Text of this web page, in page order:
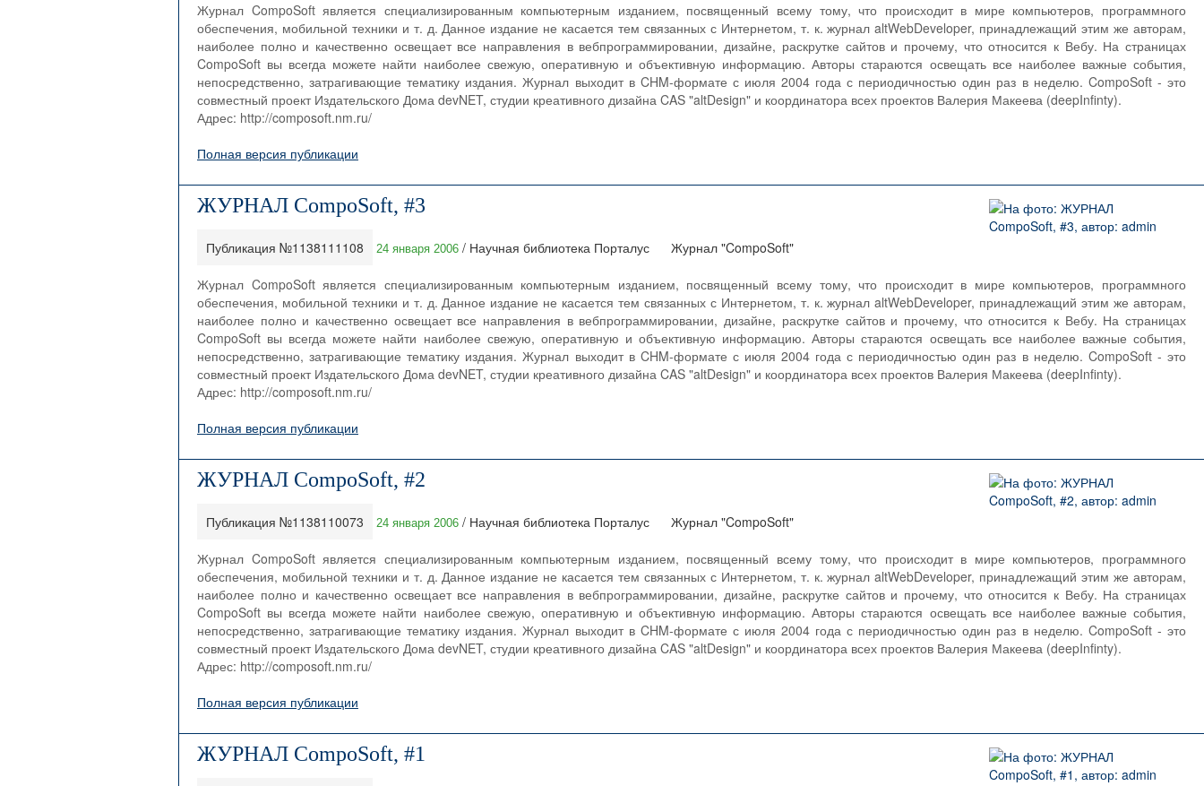
Журнал CompoSoft является специализированным компьютерным изданием, посвященный всему тому, что происходит в мире компьютеров, программного
обеспечения, мобильной техники и т. д. Данное издание не касается тем связанных с Интернетом, т. к. журнал altWebDeveloper, принадлежащий этим же авторам,
наиболее полно и качественно освещает все направления в вебпрограммировании, дизайне, раскрутке сайтов и прочему, что относится к Вебу. На страницах
CompoSoft вы всегда можете найти наиболее свежую, оперативную и объективную информацию. Авторы стараются освещать все наиболее важные события,
непосредственно, затрагивающие тематику издания. Журнал выходит в CHM-формате с июля 2004 года с периодичностью один раз в неделю. CompoSoft - это
совместный проект Издательского Дома devNET, студии креативного дизайна CAS "altDesign" и координатора всех проектов Валерия Макеева (deepInfinty).
Адрес: http://composoft.nm.ru/
Полная версия публикации
ЖУРНАЛ CompoSoft, #3
Публикация №1138111108 24 января 2006 / Научная библиотека Порталус Журнал "CompoSoft"
Журнал CompoSoft является специализированным компьютерным изданием, посвященный всему тому, что происходит в мире компьютеров, программного
обеспечения, мобильной техники и т. д. Данное издание не касается тем связанных с Интернетом, т. к. журнал altWebDeveloper, принадлежащий этим же авторам,
наиболее полно и качественно освещает все направления в вебпрограммировании, дизайне, раскрутке сайтов и прочему, что относится к Вебу. На страницах
CompoSoft вы всегда можете найти наиболее свежую, оперативную и объективную информацию. Авторы стараются освещать все наиболее важные события,
непосредственно, затрагивающие тематику издания. Журнал выходит в CHM-формате с июля 2004 года с периодичностью один раз в неделю. CompoSoft - это
совместный проект Издательского Дома devNET, студии креативного дизайна CAS "altDesign" и координатора всех проектов Валерия Макеева (deepInfinty).
Адрес: http://composoft.nm.ru/
Полная версия публикации
ЖУРНАЛ CompoSoft, #2
Публикация №1138110073 24 января 2006 / Научная библиотека Порталус Журнал "CompoSoft"
Журнал CompoSoft является специализированным компьютерным изданием, посвященный всему тому, что происходит в мире компьютеров, программного
обеспечения, мобильной техники и т. д. Данное издание не касается тем связанных с Интернетом, т. к. журнал altWebDeveloper, принадлежащий этим же авторам,
наиболее полно и качественно освещает все направления в вебпрограммировании, дизайне, раскрутке сайтов и прочему, что относится к Вебу. На страницах
CompoSoft вы всегда можете найти наиболее свежую, оперативную и объективную информацию. Авторы стараются освещать все наиболее важные события,
непосредственно, затрагивающие тематику издания. Журнал выходит в CHM-формате с июля 2004 года с периодичностью один раз в неделю. CompoSoft - это
совместный проект Издательского Дома devNET, студии креативного дизайна CAS "altDesign" и координатора всех проектов Валерия Макеева (deepInfinty).
Адрес: http://composoft.nm.ru/
Полная версия публикации
ЖУРНАЛ CompoSoft, #1